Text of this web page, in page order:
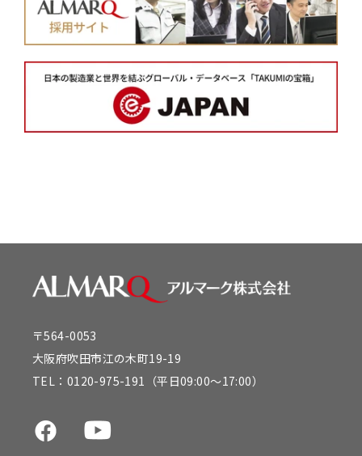
〒564-0053
大阪府吹田市江の木町19-19
TEL： 0120-975-191 （平日09:00～17:00）